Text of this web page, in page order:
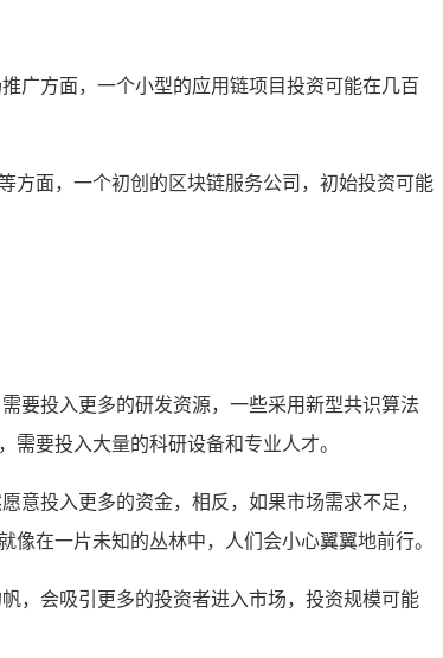
广方面，一个小型的应用链项目投资可能在几百
方面，一个初创的区块链服务公司，初始投资可能
要投入更多的研发资源，一些采用新型共识算法
要投入大量的科研设备和专业人才。
意投入更多的资金，相反，如果市场需求不足，
在一片未知的丛林中，人们会小心翼翼地前行。
，会吸引更多的投资者进入市场，投资规模可能